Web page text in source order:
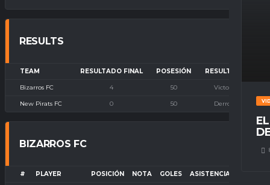
RESULTS
TEAM RESULTADO FINAL POSESIÓN RESULTADO
Bizarros FC 4 50 Victoria
New Pirats FC 0 50 Derrota
BIZARROS FC
# PLAYER POSICIÓN NOTA GOLES ASISTENCIAS